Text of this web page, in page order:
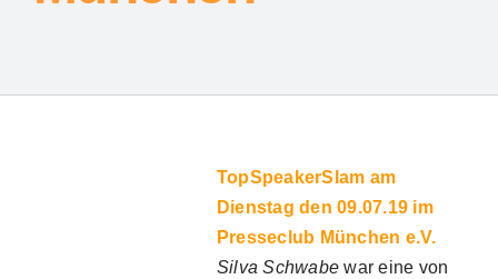
TopSpeakerSlam am
Dienstag den 09.07.19 im
Presseclub München e.V.
Silva Schwabe war eine von